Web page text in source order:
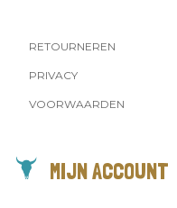
RETOURNEREN
PRIVACY
VOORWAARDEN
MIJN ACCOUNT